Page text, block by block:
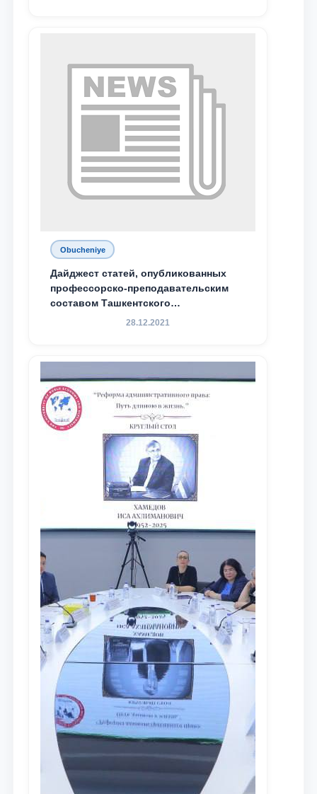
Obucheniye
Дайджест статей, опубликованных
профессорско-преподавательским
составом Ташкентского
государственного юридического
доведения до международного
сообщества результатов реформ и
исследований в сфере
противодействия коррупции
28.12.2021